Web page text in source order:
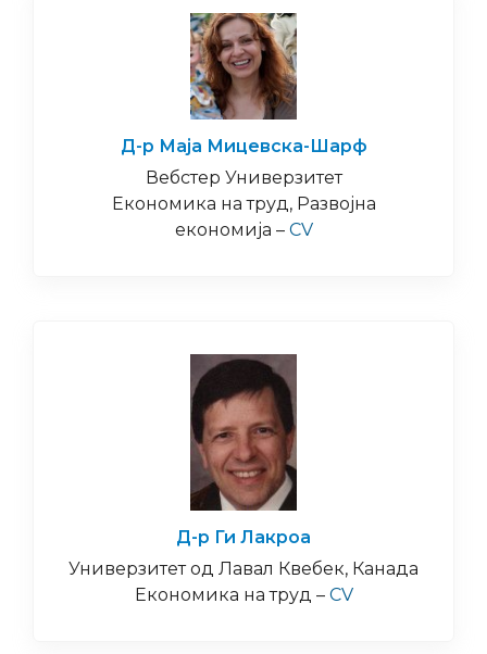
Д-р Маја Мицевска-Шарф
Вебстер Универзитет
Економика на труд, Развојна
економија – CV
Д-р Ги Лакроа
Универзитет од Лавал Квебек, Канада
Економика на труд – CV